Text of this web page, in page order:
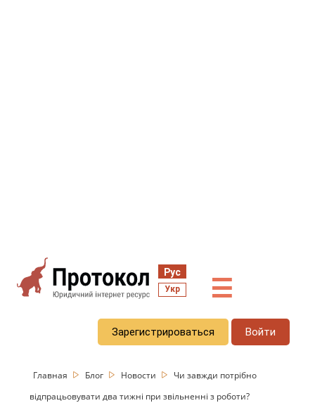
Рус
Укр ☰
Зарегистрироваться Войти
Главная Блог Новости
Чи завжди потрібно
відпрацьовувати два тижні при звільненні з роботи?